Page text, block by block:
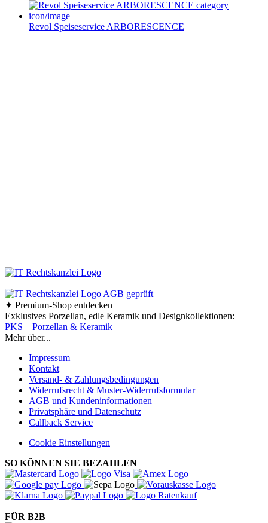
Revol Speiseservice ARBORESCENCE
✦ Premium-Shop entdecken
Exklusives Porzellan, edle Keramik und Designkollektionen:
PKS – Porzellan & Keramik
Mehr über...
Impressum
Kontakt
Versand- & Zahlungsbedingungen
Widerrufsrecht & Muster-Widerrufsformular
AGB und Kundeninformationen
Privatsphäre und Datenschutz
Callback Service
Cookie Einstellungen
SO KÖNNEN SIE BEZAHLEN
FÜR B2B